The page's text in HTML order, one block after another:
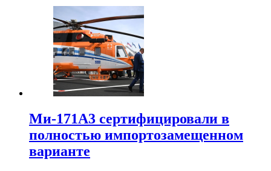
Ми-171А3 сертифицировали в
полностью импортозамещенном
варианте